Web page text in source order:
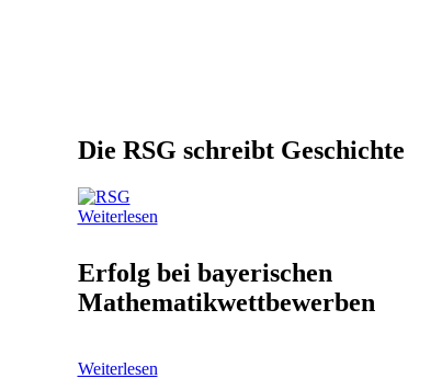
Die RSG schreibt Geschichte
Weiterlesen
Erfolg bei bayerischen
Mathematikwettbewerben
Weiterlesen